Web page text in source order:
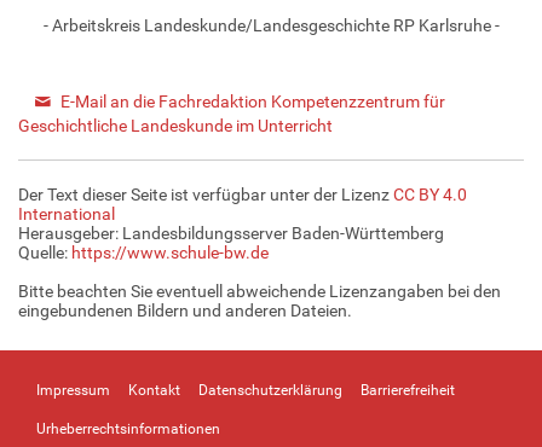
- Arbeitskreis Landeskunde/Landesgeschichte RP Karlsruhe -
E-Mail an die Fachredaktion Kompetenzzentrum für
Geschichtliche Landeskunde im Unterricht
Der Text dieser Seite ist verfügbar unter der LizenzCC BY 4.0
International
Herausgeber: Landesbildungsserver Baden-Württemberg
Quelle: https://www.schule-bw.de
Bitte beachten Sie eventuell abweichende Lizenzangaben bei den
eingebundenen Bildern und anderen Dateien.
Impressum Kontakt Datenschutzerklärung Barrierefreiheit
Urheberrechtsinformationen